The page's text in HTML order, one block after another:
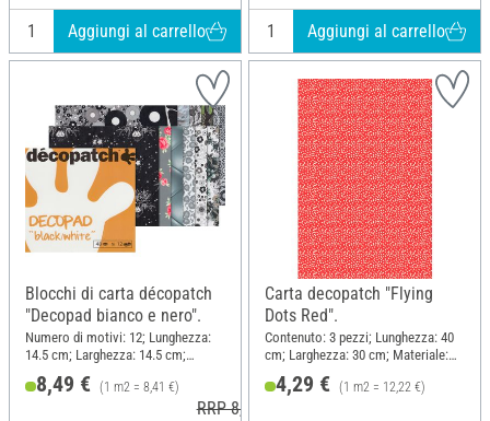
Aggiungi al carrello Aggiungi al carrello
Blocchi di carta décopatch
"Decopad bianco e nero".
Numero di motivi: 12; Lunghezza:
14.5 cm; Larghezza: 14.5 cm;
8,49 € (1 m2 = 8,41 €)
RRP 8,70 €
Carta decopatch "Flying
Dots Red".
Contenuto: 3 pezzi; Lunghezza: 40
cm; Larghezza: 30 cm; Materiale:
4,29 € (1 m2 = 12,22 €)